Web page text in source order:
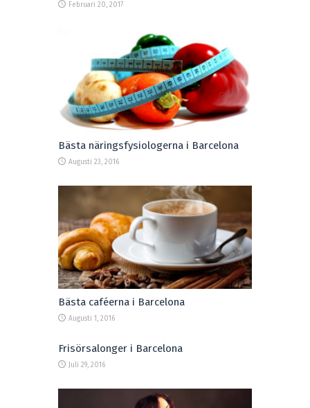
Februari 20, 2017
Bästa näringsfysiologerna i Barcelona
Augusti 23, 2016
Bästa caféerna i Barcelona
Augusti 1, 2016
Frisörsalonger i Barcelona
Juli 29, 2016